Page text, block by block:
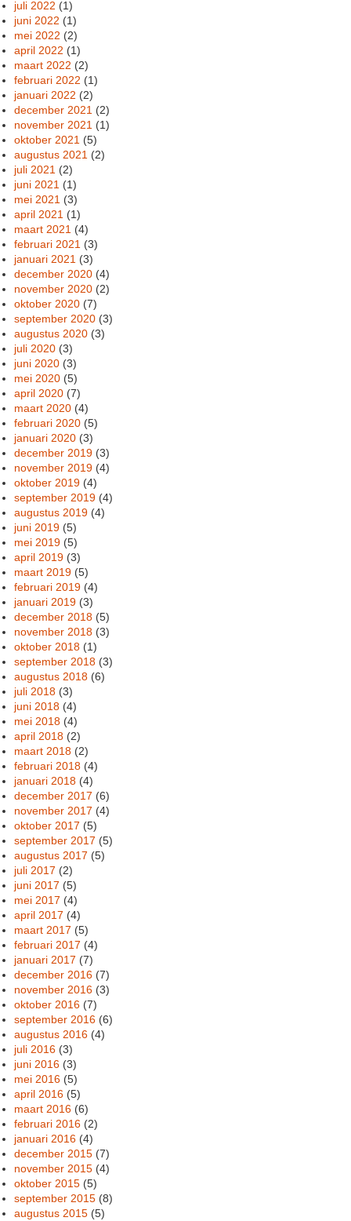
juli 2022 (1)
juni 2022 (1)
mei 2022 (2)
april 2022 (1)
maart 2022 (2)
februari 2022 (1)
januari 2022 (2)
december 2021 (2)
november 2021 (1)
oktober 2021 (5)
augustus 2021 (2)
juli 2021 (2)
juni 2021 (1)
mei 2021 (3)
april 2021 (1)
maart 2021 (4)
februari 2021 (3)
januari 2021 (3)
december 2020 (4)
november 2020 (2)
oktober 2020 (7)
september 2020 (3)
augustus 2020 (3)
juli 2020 (3)
juni 2020 (3)
mei 2020 (5)
april 2020 (7)
maart 2020 (4)
februari 2020 (5)
januari 2020 (3)
december 2019 (3)
november 2019 (4)
oktober 2019 (4)
september 2019 (4)
augustus 2019 (4)
juni 2019 (5)
mei 2019 (5)
april 2019 (3)
maart 2019 (5)
februari 2019 (4)
januari 2019 (3)
december 2018 (5)
november 2018 (3)
oktober 2018 (1)
september 2018 (3)
augustus 2018 (6)
juli 2018 (3)
juni 2018 (4)
mei 2018 (4)
april 2018 (2)
maart 2018 (2)
februari 2018 (4)
januari 2018 (4)
december 2017 (6)
november 2017 (4)
oktober 2017 (5)
september 2017 (5)
augustus 2017 (5)
juli 2017 (2)
juni 2017 (5)
mei 2017 (4)
april 2017 (4)
maart 2017 (5)
februari 2017 (4)
januari 2017 (7)
december 2016 (7)
november 2016 (3)
oktober 2016 (7)
september 2016 (6)
augustus 2016 (4)
juli 2016 (3)
juni 2016 (3)
mei 2016 (5)
april 2016 (5)
maart 2016 (6)
februari 2016 (2)
januari 2016 (4)
december 2015 (7)
november 2015 (4)
oktober 2015 (5)
september 2015 (8)
augustus 2015 (5)